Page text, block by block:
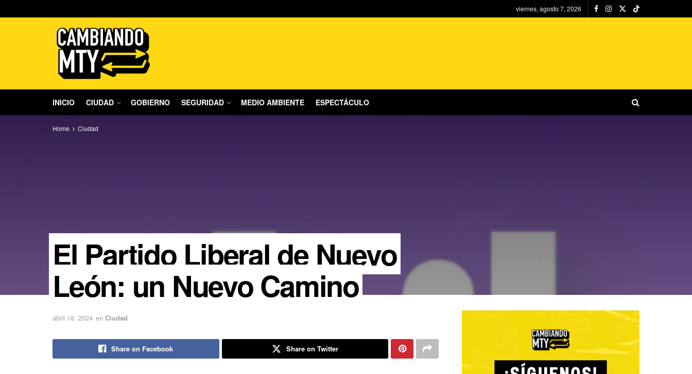
viernes, agosto 7, 2026
INICIO CIUDAD GOBIERNO SEGURIDAD MEDIO AMBIENTE ESPECTÁCULO
Home Ciudad
El Partido Liberal de Nuevo
León: un Nuevo Camino
abril 18, 2024 en Ciudad
Share on Facebook Share on Twitter